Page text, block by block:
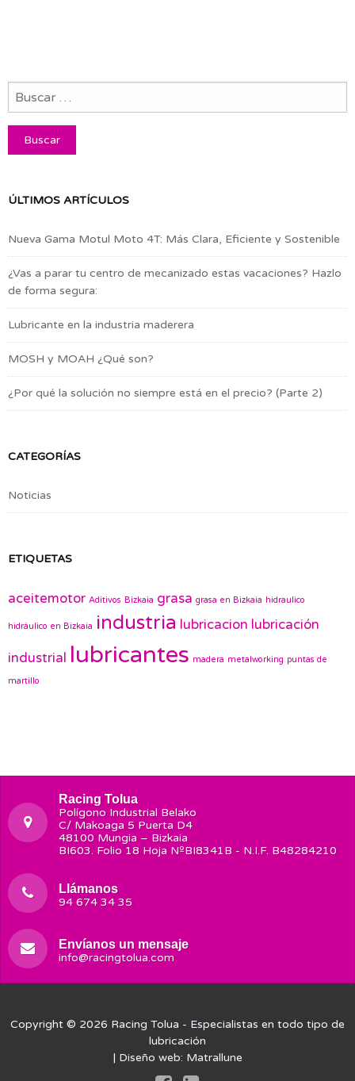
ÚLTIMOS ARTÍCULOS
Nueva Gama Motul Moto 4T: Más Clara, Eficiente y Sostenible
¿Vas a parar tu centro de mecanizado estas vacaciones? Hazlo
de forma segura:
Lubricante en la industria maderera
MOSH y MOAH ¿Qué son?
¿Por qué la solución no siempre está en el precio? (Parte 2)
CATEGORÍAS
Noticias
ETIQUETAS
aceitemotor Aditivos Bizkaia grasa grasa en Bizkaia hidraulico
hidráulico en Bizkaia industria lubricacion lubricación
industrial lubricantes madera metalworking puntas de
martillo
Racing Tolua
Polígono Industrial Belako
C/ Makoaga 5 Puerta D4
48100 Mungia – Bizkaia
BI603. Folio 18 Hoja NºBI8341B - N.I.F. B48284210
Llámanos
94 674 34 35
Envíanos un mensaje
info@racingtolua.com
Copyright © 2026 Racing Tolua - Especialistas en todo tipo de
lubricación
| Diseño web: Matrallune